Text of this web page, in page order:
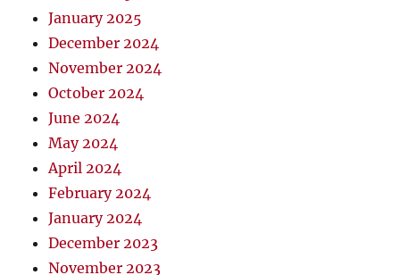
January 2025
December 2024
November 2024
October 2024
June 2024
May 2024
April 2024
February 2024
January 2024
December 2023
November 2023